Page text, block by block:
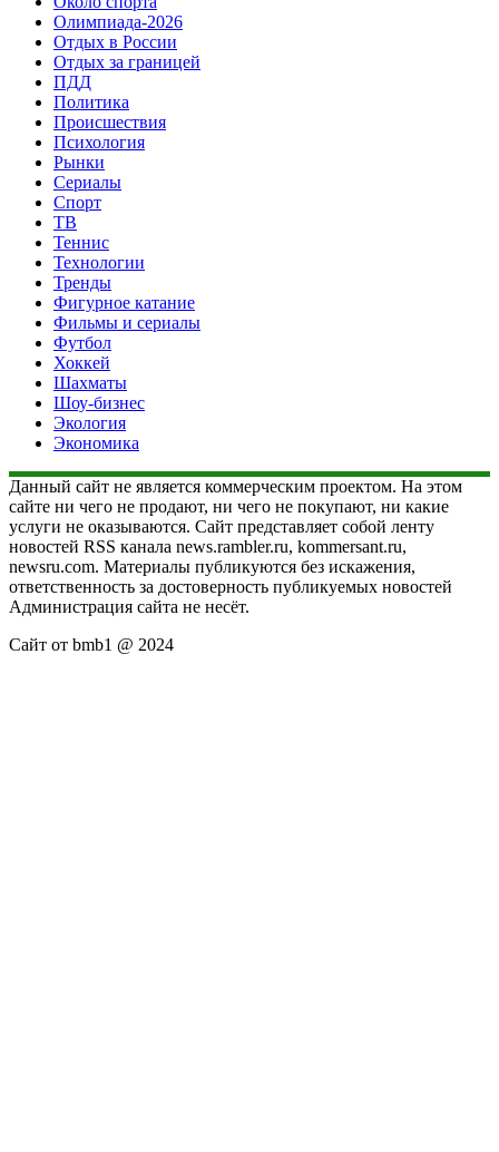
Олимпиада-2026
Отдых в России
Отдых за границей
ПДД
Политика
Происшествия
Психология
Рынки
Сериалы
Спорт
ТВ
Теннис
Технологии
Тренды
Фигурное катание
Фильмы и сериалы
Футбол
Хоккей
Шахматы
Шоу-бизнес
Экология
Экономика
Данный сайт не является коммерческим проектом. На этом
сайте ни чего не продают, ни чего не покупают, ни какие
услуги не оказываются. Сайт представляет собой ленту
новостей RSS канала news.rambler.ru, kommersant.ru,
newsru.com. Материалы публикуются без искажения,
ответственность за достоверность публикуемых новостей
Администрация сайта не несёт.
Сайт от bmb1 @ 2024